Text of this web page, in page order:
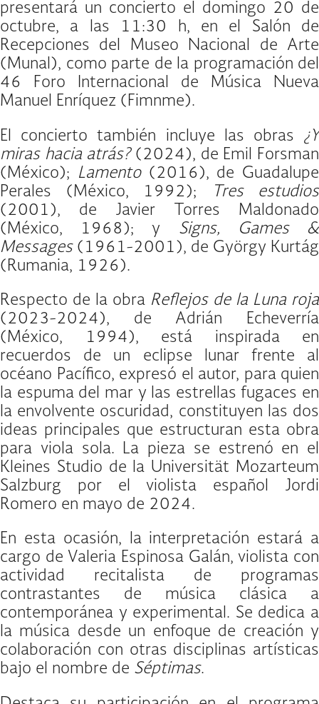
presentará un concierto el domingo 20 de
octubre, a las 11:30 h, en el Salón de
Recepciones del Museo Nacional de Arte
(Munal), como parte de la programación del
46 Foro Internacional de Música Nueva
Manuel Enríquez (Fimnme).
El concierto también incluye las obras ¿Y
miras hacia atrás?(2024), de Emil Forsman
(México);
Lamento(2016), de Guadalupe
Perales (México, 1992);
Tres estudios
(2001), de Javier Torres Maldonado
(México, 1968); y Signs, Games &
Messages (1961-2001), de György Kurtág
(Rumania, 1926).
Respecto de la obra Reflejos de la Luna roja
(2023-2024), de Adrián Echeverría
(México, 1994), está inspirada en
recuerdos de un eclipse lunar frente al
océano Pacífico, expresó el autor, para quien
la espuma del mar y las estrellas fugaces en
la envolvente oscuridad, constituyen las dos
ideas principales que estructuran esta obra
para viola sola. La pieza se estrenó en el
Kleines Studio de la Universität Mozarteum
Salzburg por el violista español Jordi
Romero en mayo de 2024.
En esta ocasión, la interpretación estará a
cargo de Valeria Espinosa Galán, violista con
actividad recitalista de programas
contrastantes de música clásica a
contemporánea y experimental. Se dedica a
la música desde un enfoque de creación y
colaboración con otras disciplinas artísticas
bajo el nombre de Séptimas.